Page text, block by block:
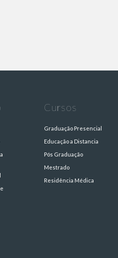
Cursos
Graduação Presencial
Educação a Distancia
Pós Graduação
Mestrado
Residência Médica